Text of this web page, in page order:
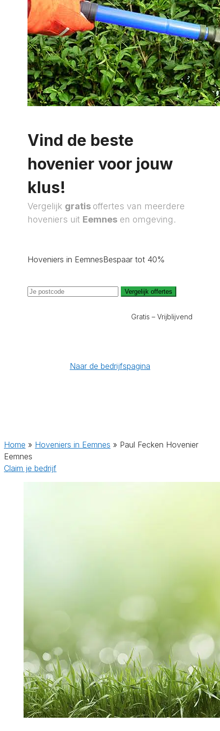
Vind de beste
hovenier voor jouw
klus!
Vergelijk gratis offertes van meerdere
hoveniers uit Eemnes en omgeving.
Hoveniers in EemnesBespaar tot 40%
Vergelijk offertes
Gratis – Vrijblijvend
Naar de bedrijfspagina
Home » Hoveniers in Eemnes » Paul Fecken Hovenier
Eemnes
Claim je bedrijf